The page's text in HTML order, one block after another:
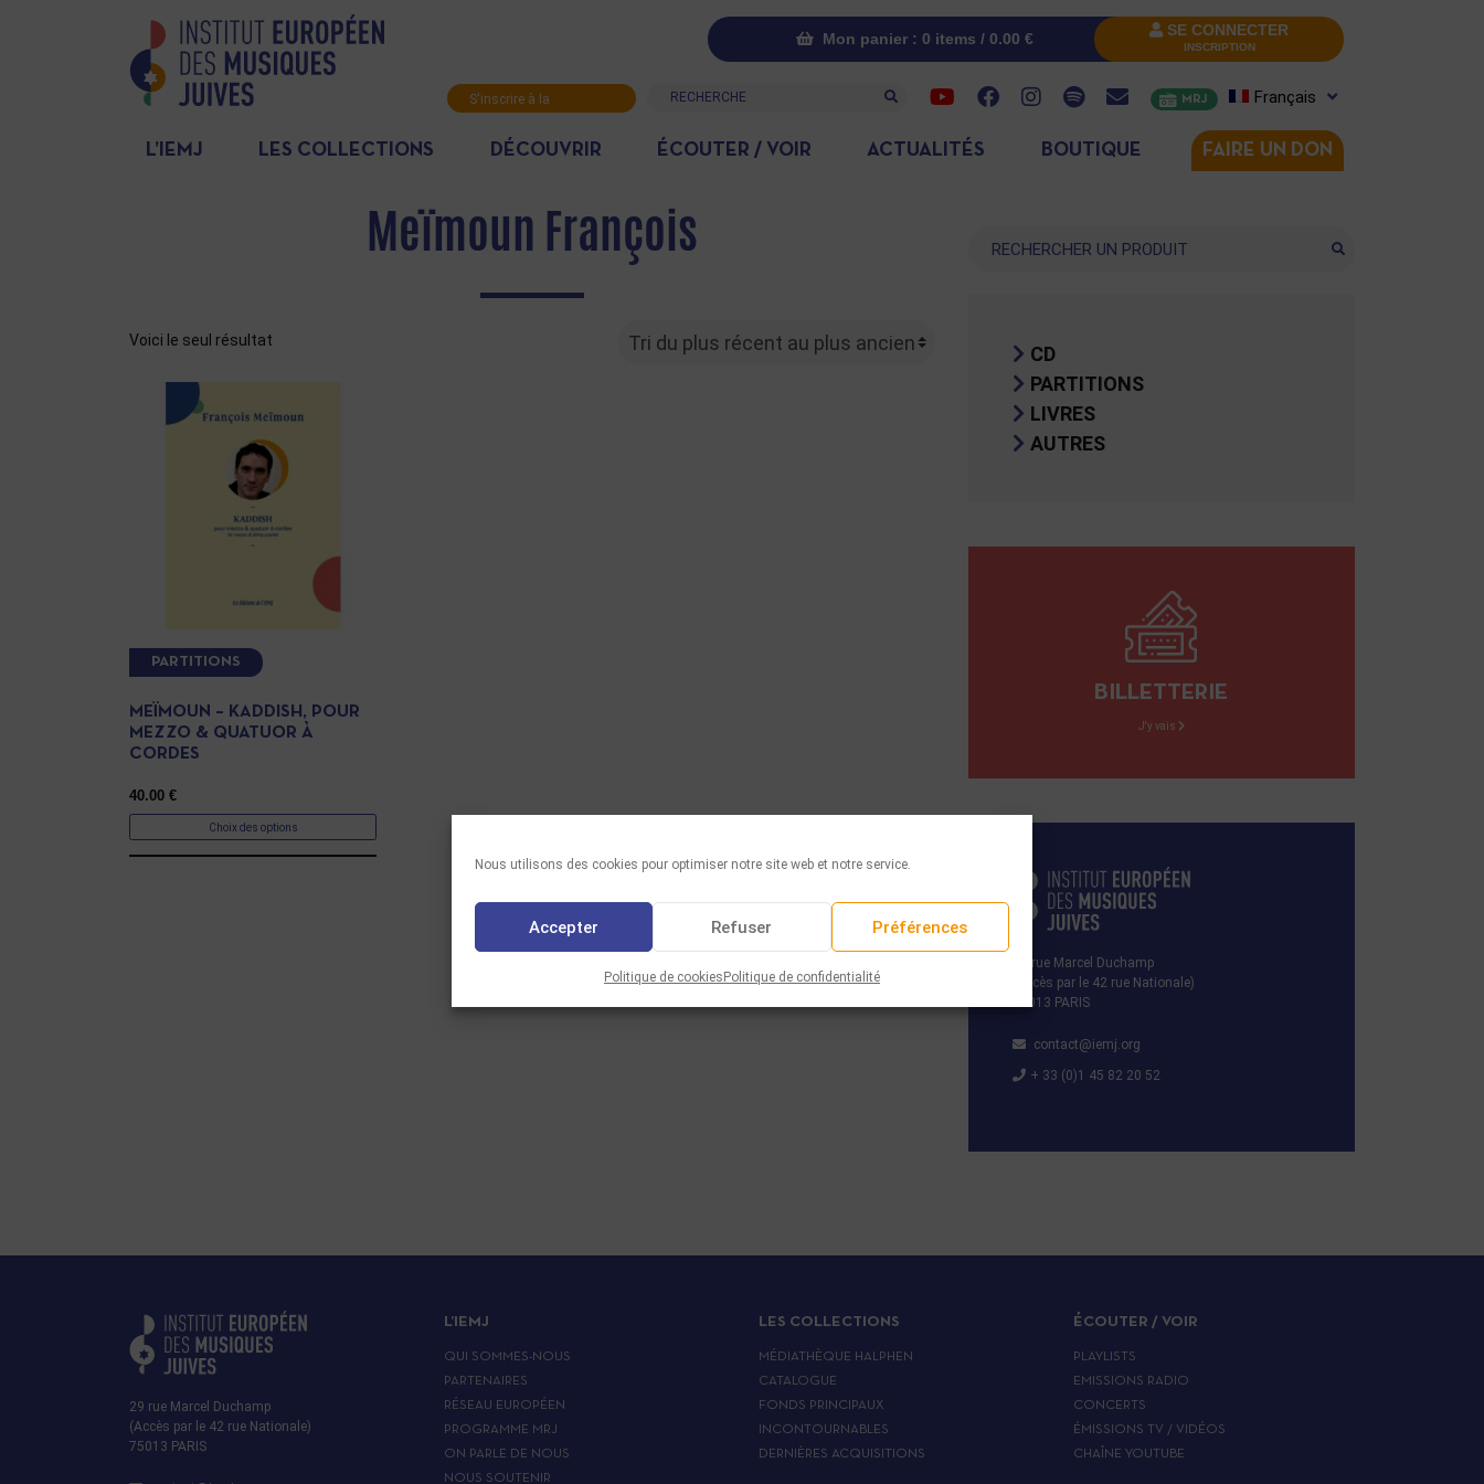
Nous utilisons des cookies pour optimiser notre site web et notre service.
Accepter Refuser Préférences
Politique de cookies Politique de confidentialité
Mon panier : 0 items / 0.00 € SE CONNECTER
INSCRIPTION
S'inscrire à la
Recherche MRJ Français
L’IEMJ LES COLLECTIONS DÉCOUVRIR ÉCOUTER / VOIR ACTUALITÉS BOUTIQUE FAIRE UN DON
Meïmoun François
Voici le seul résultat
PARTITIONS
MEÏMOUN – KADDISH, POUR
MEZZO & QUATUOR À
CORDES
40.00 €
Choix des options
Recherche
CD
PARTITIONS
LIVRES
AUTRES
BILLETTERIE
J'y vais
29 rue Marcel Duchamp
(Accès par le 42 rue Nationale)
75013 PARIS
contact@iemj.org
+ 33 (0)1 45 82 20 52
29 rue Marcel Duchamp
(Accès par le 42 rue Nationale)
75013 PARIS
L’IEMJ
QUI SOMMES-NOUS
PARTENAIRES
RÉSEAU EUROPÉEN
PROGRAMME MRJ
ON PARLE DE NOUS
NOUS SOUTENIR
LES COLLECTIONS
MÉDIATHÈQUE HALPHEN
CATALOGUE
FONDS PRINCIPAUX
INCONTOURNABLES
DERNIÈRES ACQUISITIONS
ÉCOUTER / VOIR
PLAYLISTS
EMISSIONS RADIO
CONCERTS
ÉMISSIONS TV / VIDÉOS
CHAÎNE YOUTUBE